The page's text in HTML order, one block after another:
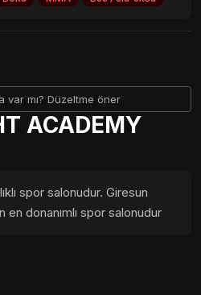
var mı? Düzeltme öner
ACADEMY
spor salonudur. Giresun
en donanımlı spor salonudur